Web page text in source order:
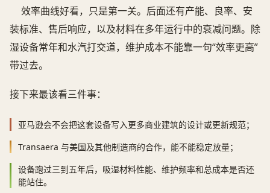
效率曲线好看，只是第一关。后面还有产能、良率、安
装标准、售后响应，以及材料在多年运行中的衰减问题。除
湿设备常年和水汽打交道，维护成本不能靠一句“效率更高”
带过去。
接下来最该看三件事：
亚马逊会不会把这套设备写入更多商业建筑的设计或更新规范；
Transaera 与美国及其他制造商的合作，能不能稳定放量；
设备跑过三到五年后，吸湿材料性能、维护频率和总成本是否还
能站住。